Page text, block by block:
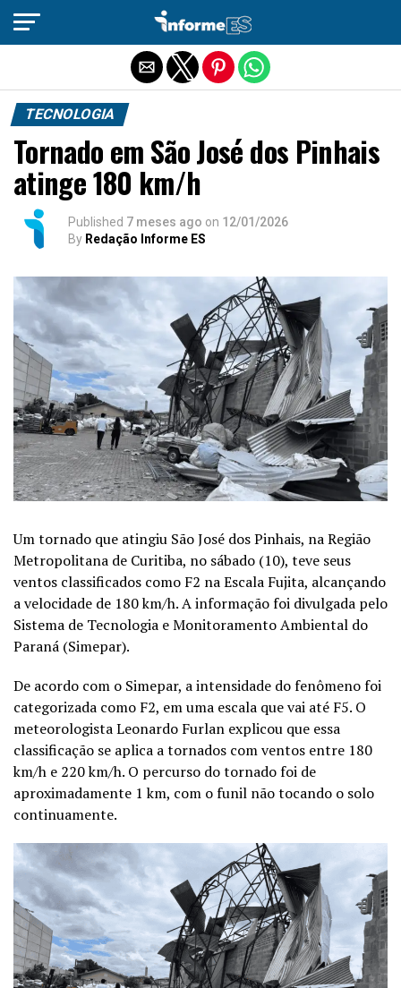
TECNOLOGIA
Tornado em São José dos Pinhais
atinge 180 km/h
Published 7 meses ago on 12/01/2026
By Redação Informe ES
Um tornado que atingiu São José dos Pinhais, na Região
Metropolitana de Curitiba, no sábado (10), teve seus
ventos classificados como F2 na Escala Fujita, alcançando
a velocidade de 180 km/h. A informação foi divulgada pelo
Sistema de Tecnologia e Monitoramento Ambiental do
Paraná (Simepar).
De acordo com o Simepar, a intensidade do fenômeno foi
categorizada como F2, em uma escala que vai até F5. O
meteorologista Leonardo Furlan explicou que essa
classificação se aplica a tornados com ventos entre 180
km/h e 220 km/h. O percurso do tornado foi de
aproximadamente 1 km, com o funil não tocando o solo
continuamente.
Sair da versão mobile